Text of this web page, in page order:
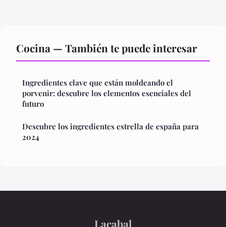
Cocina — También te puede interesar
Ingredientes clave que están moldeando el
porvenir: descubre los elementos esenciales del
futuro
Descubre los ingredientes estrella de españa para
2024
Lacabal